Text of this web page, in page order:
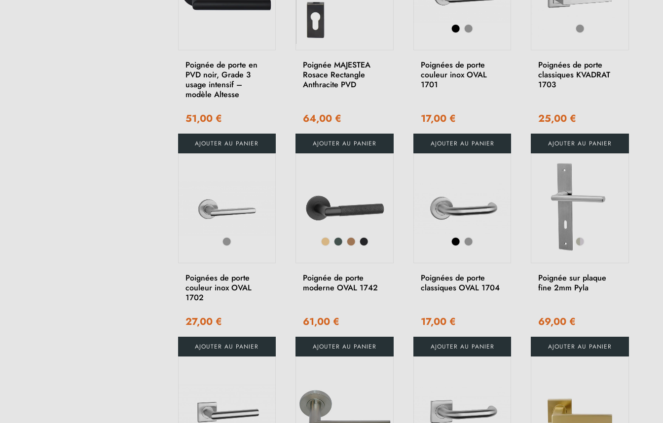
Poignée de porte en
PVD noir, Grade 3
usage intensif –
modèle Altesse
51,00 €
AJOUTER AU PANIER
Poignée MAJESTEA
Rosace Rectangle
Anthracite PVD
64,00 €
AJOUTER AU PANIER
Poignées de porte
couleur inox OVAL
1701
17,00 €
AJOUTER AU PANIER
Poignées de porte
classiques KVADRAT
1703
25,00 €
AJOUTER AU PANIER
Poignées de porte
couleur inox OVAL
1702
27,00 €
AJOUTER AU PANIER
Poignée de porte
moderne OVAL 1742
61,00 €
AJOUTER AU PANIER
Poignées de porte
classiques OVAL 1704
17,00 €
AJOUTER AU PANIER
Poignée sur plaque
fine 2mm Pyla
69,00 €
AJOUTER AU PANIER